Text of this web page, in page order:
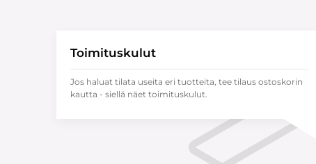
Toimituskulut
Jos haluat tilata useita eri tuotteita, tee tilaus ostoskorin
kautta - siellä näet toimituskulut.